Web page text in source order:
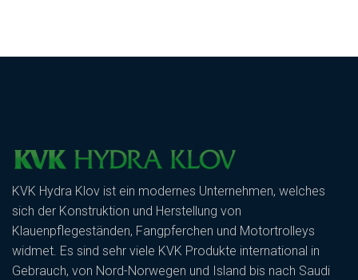
KVK Hydra Klov ist ein modernes Unternehmen, welches
sich der Konstruktion und Herstellung von
Klauenpflegeständen, Fangpferchen und Motortrolleys
widmet. Es sind sehr viele KVK Produkte international in
Gebrauch, von Nord-Norwegen und Island bis nach Saudi